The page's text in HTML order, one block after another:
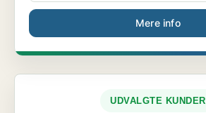
Mere info
UDVALGTE KUNDER